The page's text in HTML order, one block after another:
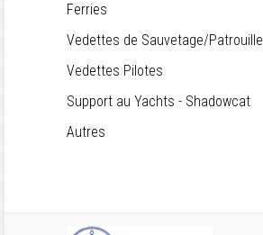
Ferries
Vedettes de Sauvetage/Patrouille
Vedettes Pilotes
Support au Yachts - Shadowcat
Autres